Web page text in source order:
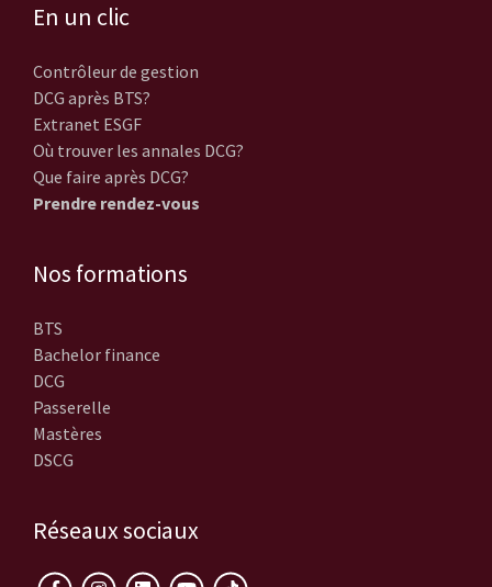
En un clic
Contrôleur de gestion
DCG après BTS?
Extranet ESGF
Où trouver les annales DCG?
Que faire après DCG?
Prendre rendez-vous
Nos formations
BTS
Bachelor finance
DCG
Passerelle
Mastères
DSCG
Réseaux sociaux